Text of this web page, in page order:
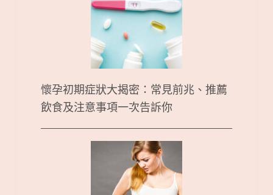
懷孕初期症狀大揭密：常見前兆、推薦
飲食及注意事項一次告訴你